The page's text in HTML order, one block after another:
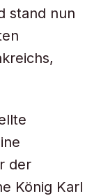
stand nun
der
König Karl